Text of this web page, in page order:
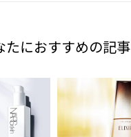
たにおすすめの記事